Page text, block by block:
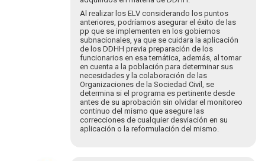
Al realizar los ELV considerando los puntos
anteriores, podríamos asegurar el éxito de las
pp que se implementen en los gobiernos
subnacionales, ya que se cuidara la aplicación
de los DDHH previa preparación de los
funcionarios en esa temática, además, al tomar
en cuenta a la población para determinar sus
necesidades y la colaboración de las
Organizaciones de la Sociedad Civil, se
determina si el programa es pertinente desde
antes de su aprobación sin olvidar el monitoreo
continuo del mismo que asegure las
correcciones de cualquier desviación en su
aplicación o la reformulación del mismo.